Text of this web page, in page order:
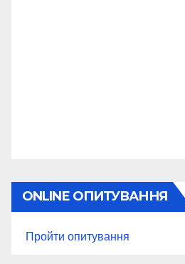
ONLINE ОПИТУВАННЯ
Пройти опитування